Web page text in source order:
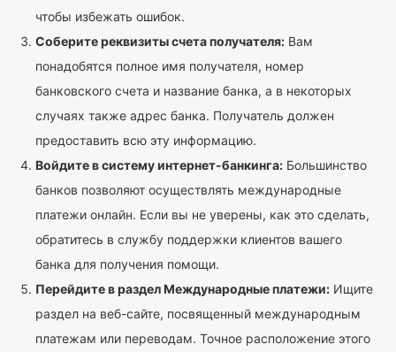
чтобы избежать ошибок.
Соберите реквизиты счета получателя: Вам
понадобятся полное имя получателя, номер
банковского счета и название банка, а в некоторых
случаях также адрес банка. Получатель должен
предоставить всю эту информацию.
Войдите в систему интернет-банкинга: Большинство
банков позволяют осуществлять международные
платежи онлайн. Если вы не уверены, как это сделать,
обратитесь в службу поддержки клиентов вашего
банка для получения помощи.
Перейдите в раздел Международные платежи: Ищите
раздел на веб-сайте, посвященный международным
платежам или переводам. Точное расположение этого